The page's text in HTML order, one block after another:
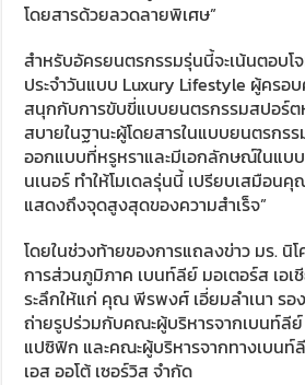
โดยสารด้วยลวดลายพิเศษ”
สำหรับอัครยนตรกรรมรุ่นนี้จะเน้นตอบโ
ประจำวันแบบ Luxury Lifestyle ผู้ครอ
สนุกกับการขับขี่แบบยนตรกรรมสปอร์ต
สบายในฐานะผู้โดยสารในแบบยนตรกร
ออกแบบที่หรูหราและมีเอกลักษณ์ในแบ
นเนอร์ ทำให้โมเดลรุ่นนี้ เปรียบเสมือน
แสดงถึงจุดสูงสุดของความสำเร็จ”
โดยในช่วงท้ายของการแถลงข่าว มร.
การส่วนภูมิภาค เบนท์ลีย์ มอเตอร์ส เอ
ระลึกให้แก่ คุณ พีรพงศ์ เอี่ยมลำเนา รอ
ถ่ายรูปร่วมกับคณะผู้บริหารจากเบนท์ลีย์
แปซิฟิก และคณะผู้บริหารจากทางเบนท์
เอส ออโต้ เซอร์วิส จำกัด